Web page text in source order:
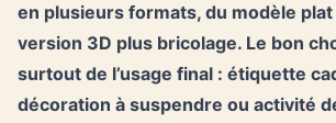
en plusieurs formats, du modèle
version 3D plus bricolage. Le bon
surtout de l’usage final : étiquette
décoration à suspendre ou activité